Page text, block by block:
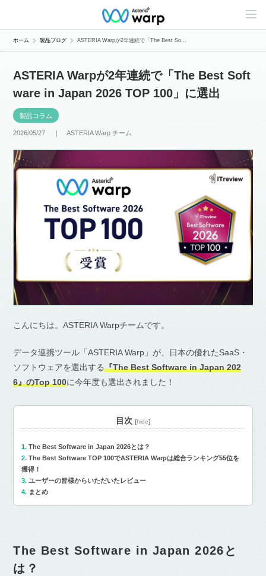
C
n
e
ホーム 製品ブログ ASTERIA Warpが2年連続で「The Best So...
ASTERIA Warpが2年連続で「The Best Soft
ware in Japan 2026 TOP 100」に選出
製品コラム
2026/05/27 ｜ASTERIA Warp チーム
こんにちは。ASTERIA Warpチームです。
データ連携ツール「ASTERIA Warp」が、日本の優れたSaaS・
ソフトウェアを選出する『The Best Software in Japan 202
6』のTop 100に今年度も選出されました！
目次 [hide]
The Best Software in Japan 2026とは？
The Best Software TOP 100でASTERIA Warpは総合ランキング55位を
獲得！
ユーザーの皆様からいただいたレビュー
まとめ
The Best Software in Japan 2026と
は？